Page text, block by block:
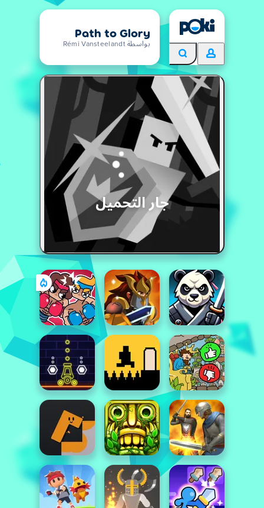
Path to Glory
بواسطة Rémi Vansteelandt
جار التحميل